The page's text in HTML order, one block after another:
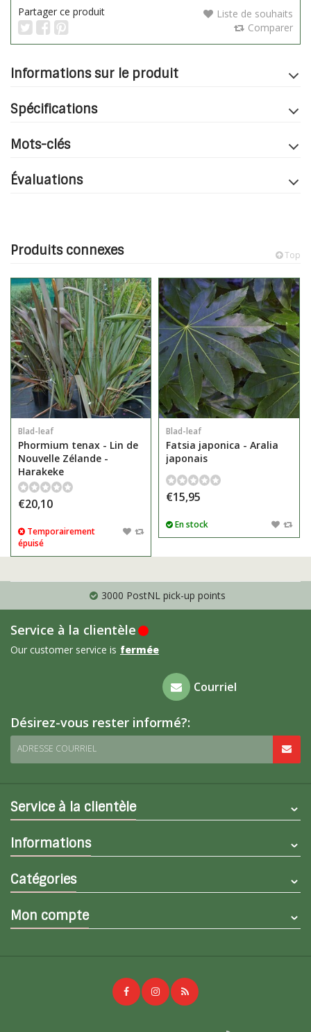
Partager ce produit
Liste de souhaits
Comparer
Informations sur le produit
Spécifications
Mots-clés
Évaluations
Produits connexes Top
Blad-leaf
Phormium tenax - Lin de
Nouvelle Zélande -
Harakeke
€20,10
Temporairement
épuisé
Blad-leaf
Fatsia japonica - Aralia
japonais
€15,95
En stock
3000 PostNL pick-up points
Service à la clientèle
Our customer service is fermée
Foire aux
questions
Courriel
Désirez-vous rester informé?:
ADRESSE COURRIEL
Service à la clientèle
Informations
Catégories
Mon compte